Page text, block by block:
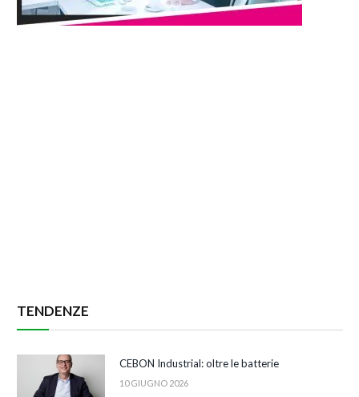
TENDENZE
CEBON Industrial: oltre le batterie
10 GIUGNO 2026